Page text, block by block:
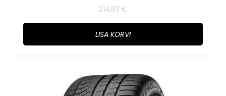
214,93 €
LISA KORVI